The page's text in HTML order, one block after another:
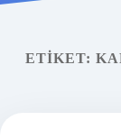
Yasal Uyarı
ETIKET: